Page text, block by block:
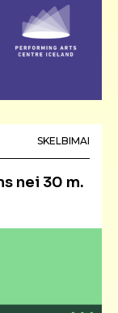
SKELBIMAI
nei 30 m.